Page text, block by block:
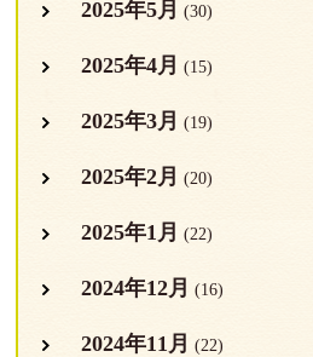
2025年5月 (30)
2025年4月 (15)
2025年3月 (19)
2025年2月 (20)
2025年1月 (22)
2024年12月 (16)
2024年11月 (22)